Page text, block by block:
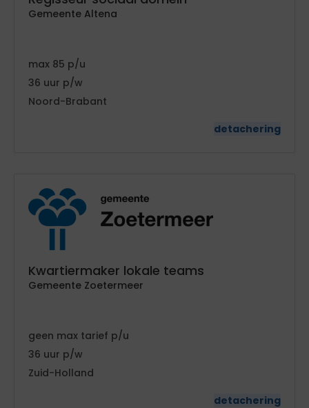
Gemeente Altena
85
36
Noord-Brabant
detachering
Kwartiermaker lokale teams
Gemeente Zoetermeer
geen
tarief
36
Zuid-Holland
detachering